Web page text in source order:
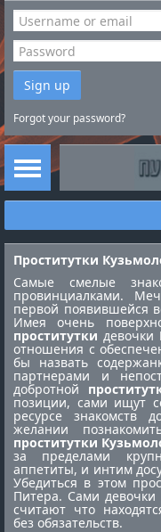
Sign up
Forgot your password?
Проститутки
Самые смелые
провинциалками.
первой появившейся
Имея очень
проститутки девочки
отношения с
бы назвать
партнерами и
добротной
позиции, сами ищут
ресурсе знакомств
желании
проститутки
за пределами
аппетиты, и интим
Убедиться в этом
Питера. Сами девочки
считают что
без обязательств.